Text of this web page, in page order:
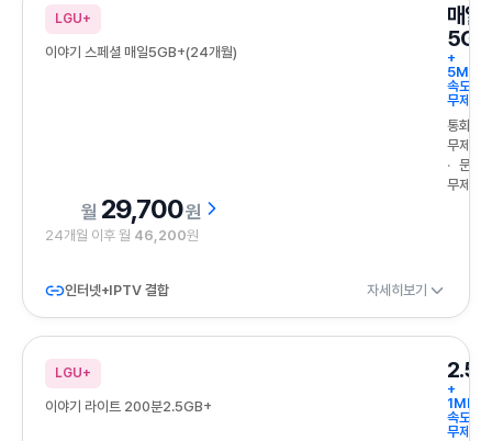
LGU+
이야기 스페셜 매일5GB+(24개월)
매일
5GB
+
속도
무제한
통화
무제한
문자
무제한
29,700원
24개월 이후 월 46,200원
인터넷+IPTV 결합 자세히보기
LGU+
이야기 라이트 200분2.5GB+
+
1Mbps
속도
무제한